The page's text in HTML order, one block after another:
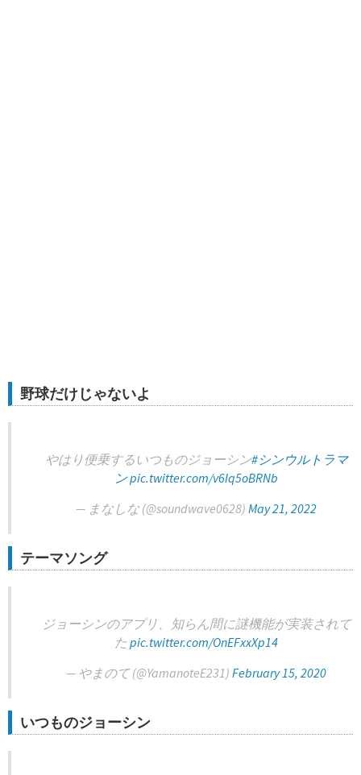
野球だけじゃないよ
やはり便乗するいつものジョーシン#シンウルトラマ
ンpic.twitter.com/v6Iq5oBRNb
— まなしな (@soundwave0628) May 21, 2022
テーマソング
ジョーシンのアプリ、知らん間に謎機能が実装されて
たpic.twitter.com/OnEFxxXp14
— やまのて (@YamanoteE231) February 15, 2020
いつものジョーシン